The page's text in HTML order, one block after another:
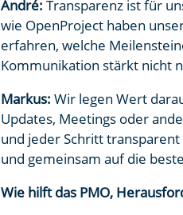
André: Transparenz ist für
wie OpenProject haben
erfahren, welche
Kommunikation stärkt nicht
Markus: Wir legen Wert
Updates, Meetings oder
und jeder Schritt
und gemeinsam auf die
Wie hilft das PMO,